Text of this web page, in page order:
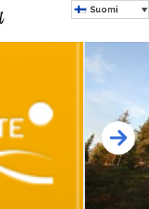
Suomi